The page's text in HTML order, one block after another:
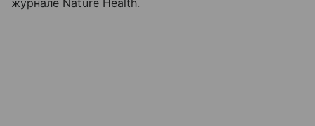
журнале Nature Health.